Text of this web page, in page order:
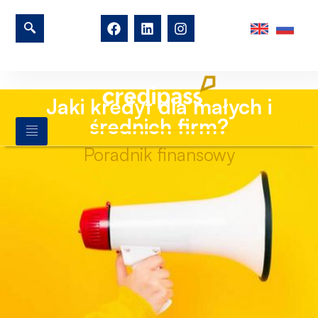
Jaki kredyt dla małych i
średnich firm?
Poradnik finansowy